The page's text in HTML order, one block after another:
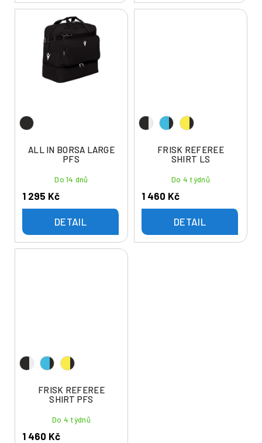
ALL IN BORSA LARGE
PFS
Do 14 dnů
1 295 Kč
DETAIL
FRISK REFEREE
SHIRT LS
Do 4 týdnů
1 460 Kč
DETAIL
FRISK REFEREE
SHIRT PFS
Do 4 týdnů
1 460 Kč